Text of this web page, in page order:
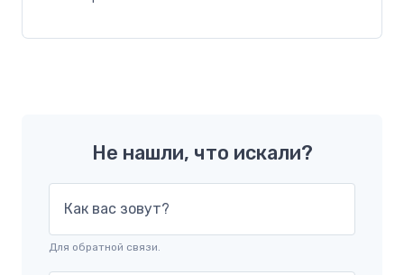
Не нашли, что искали?
Как вас зовут?
Для обратной связи.